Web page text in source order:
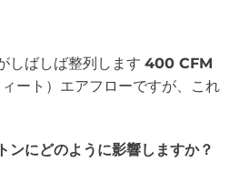
しばしば整列します 400 CFM
ィート）エアフローですが、これ
ンにどのように影響しますか？